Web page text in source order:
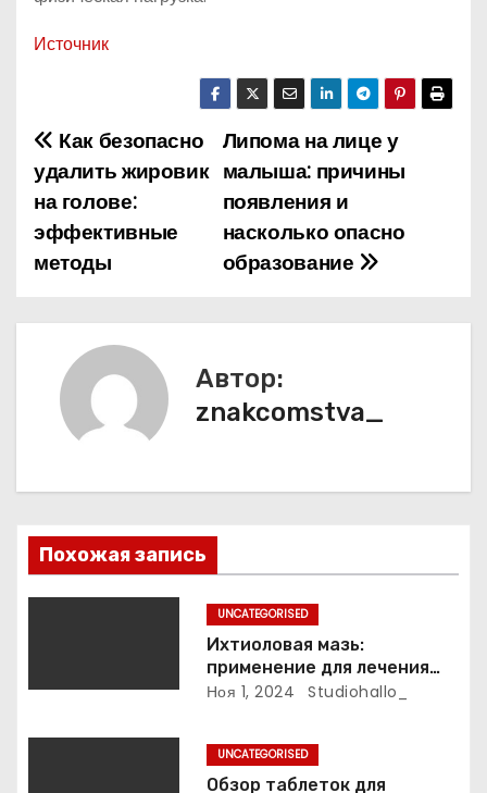
Источник
Н
а
в
г
п
о
а
п
Липома на лице у
малыша: причины
появления и
насколько опасно
образование
Как безопасно
удалить жировик
на голове:
эффективные
методы
Автор:
znakcomstva_
Похожая запись
UNCATEGORISED
Ихтиоловая мазь:
применение для лечения
фурункулов
Ноя 1, 2024 Studiohallo_
UNCATEGORISED
Обзор таблеток для